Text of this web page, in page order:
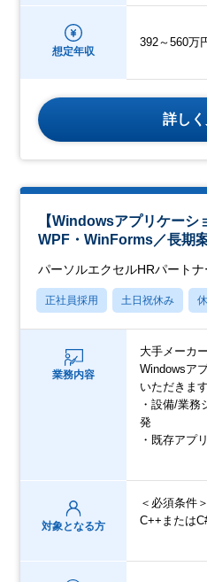
想定年収
392～560万
詳し
【Windowsアプリケーシ
WPF・WinForms／長期
パーソルエクセルHRパート
正社員採用 土日祝休み
業務内容
大手メーカ
Windowsア
いただきます
・設備/業務
発
・既存アプ
対象となる方
＜必須条件＞
C++または